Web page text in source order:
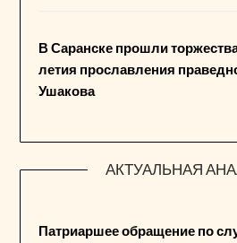
В Саранске прошли
летия прославления
Ушакова
АКТУАЛЬНАЯ
Патриаршее обращение по